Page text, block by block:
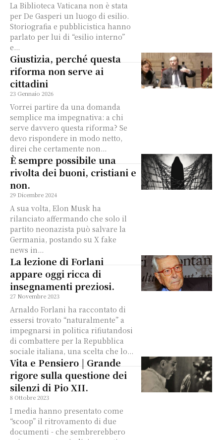
La Biblioteca Vaticana non è stata
per De Gasperi un luogo di esilio.
Storiografia e pubblicistica hanno
parlato per lui di “esilio interno”
e...
Giustizia, perché questa
riforma non serve ai
cittadini
23 Gennaio 2026
Vorrei partire da una domanda
semplice ma impegnativa: a chi
serve davvero questa riforma? Se
devo rispondere in modo netto,
direi che certamente non...
È sempre possibile una
rivolta dei buoni, cristiani e
non.
29 Dicembre 2024
A sua volta, Elon Musk ha
rilanciato affermando che solo il
partito neonazista può salvare la
Germania, postando su X fake
news in...
La lezione di Forlani
appare oggi ricca di
insegnamenti preziosi.
27 Novembre 2023
Arnaldo Forlani ha raccontato di
essersi trovato “naturalmente” a
impegnarsi in politica rifiutandosi
di combattere per la Repubblica
sociale italiana, una scelta che lo...
Vita e Pensiero | Grande
rigore sulla questione dei
silenzi di Pio XII.
8 Ottobre 2023
I media hanno presentato come
“scoop” il ritrovamento di due
documenti - che sembrerebbero